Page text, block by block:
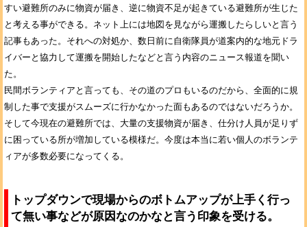
すい避難所のみに物資が届き、逆に物資不足が起きている避難所が生じた
と考える事ができる。ネット上には地図を見ながら運搬したらしいと言う
記事もあった。それへの対処か、数日前に自衛隊員が道案内的な地元ドラ
イバーと協力して運搬を開始したなどと言う内容のニュース報道を聞い
た。
民間ボランティアと言っても、その道のプロもいるのだから、全面的に規
制した事で支援がスムーズに行かなかった面もあるのではないだろうか。
そして今現在の避難所では、大量の支援物資が届き、仕分け人員が足りず
に困っている所が増加している模様だ。今度は本当に若い個人のボランテ
ィアが多数必要になってくる。
トップダウンで現場からのボトムアップが上手く行っ
て無い事などが原因なのかなと言う印象を受ける。